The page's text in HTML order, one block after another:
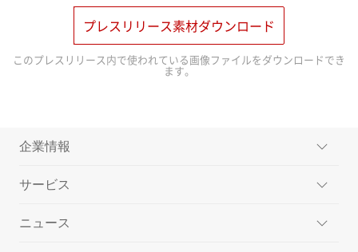
プレスリリース素材ダウンロード
このプレスリリース内で使われている画像ファイルをダウンロードでき
ます。
企業情報
ミッション
メッセージ
サービス
楽天ペイメントのサービス
ニュース